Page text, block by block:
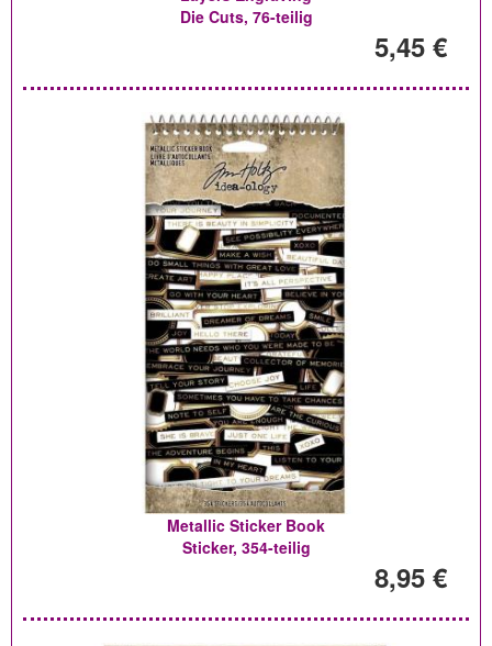
Die Cuts, 76-teilig
5,45 €
Metallic Sticker Book
Sticker, 354-teilig
8,95 €